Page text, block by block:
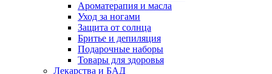
Ароматерапия и масла
Уход за ногами
Защита от солнца
Бритье и депиляция
Подарочные наборы
Товары для здоровья
Лекарства и БАД